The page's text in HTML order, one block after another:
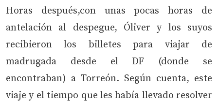
Horas después,con unas pocas horas de
antelación al despegue, Óliver y los suyos
recibieron los billetes para viajar de
madrugada desde el DF (donde se
encontraban) a Torreón. Según cuenta, este
viaje y el tiempo que les había llevado resolver